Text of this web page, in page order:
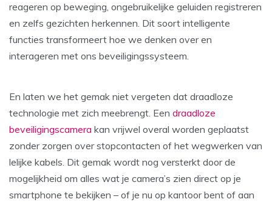
reageren op beweging, ongebruikelijke geluiden registreren
en zelfs gezichten herkennen. Dit soort intelligente
functies transformeert hoe we denken over en
interageren met ons beveiligingssysteem.
En laten we het gemak niet vergeten dat draadloze
technologie met zich meebrengt. Een draadloze
beveiligingscamera kan vrijwel overal worden geplaatst
zonder zorgen over stopcontacten of het wegwerken van
lelijke kabels. Dit gemak wordt nog versterkt door de
mogelijkheid om alles wat je camera’s zien direct op je
smartphone te bekijken – of je nu op kantoor bent of aan